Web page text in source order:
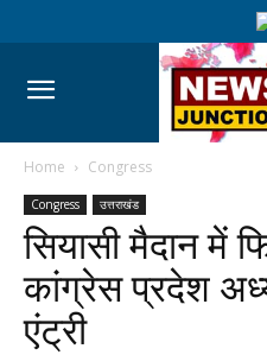
Home Congress
Congress उत्तराखंड
सियासी मैदान में
कांग्रेस प्रदेश
एंट्री